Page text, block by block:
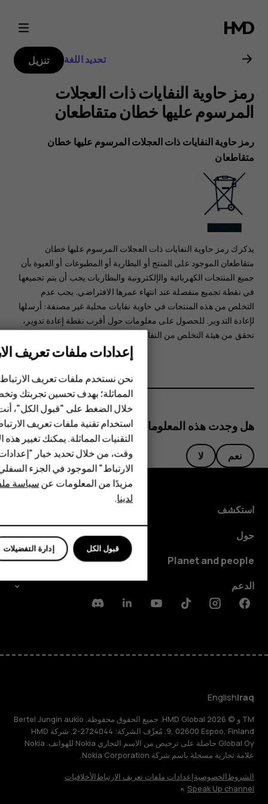
دليل
مستخدم
Nokia
8000
4G
الهواتف الذكية
الهواتف المميزة
HMD Terra M
HMD DUB
للأعمال
تحديد اللغة تنزيل
رمز حاوية النفايات ذات العجلات
المرسوم عليها خطان متقاطعان
رمز حاوية النفايات ذات العجلات المرسوم عليها خطان
متقاطعان
يذكرك رمز حاوية النفايات ذات العجلات المرسوم عليها خطان
متقاطعان الموجود على المنتج أو البطارية أو المطبوعات أو العبوة بأن
جميع المنتجات الكهربائية والإلكترونية والبطاريات يجب أن يتم تجميعها
في نقطة تجميع منفصلة عند انتهاء عمرها الافتراضي. يجب عدم
التخلص من هذه المنتجات في حاوية نفايات محلية غير مصنفة: أرسلها
لإعادة التدوير. للحصول على معلومات حول أقرب نقطة إعادة تدوير،
تحقق من هيئة التخلص من النفايات المحلية لديك.
هل وجدت هذه المعلومات مفيدة؟
نعم لا
استكشف
حول
Planet and people
الدعم
Facebook
Instagram
Tiktok
Youtube
Linkedin
Discord
Iraq
English
TM و © 2026 HMD Global. جميع الحقوق محفوظة. Bertel Jungin aukio
9, 02600 Espoo, Finland. مُعرِّف الشركة: 2724044-2. شركة HMD
Global Oy حاصلة على ترخيص من الاسم التجاري Nokia للهواتف. Nokia
علامة تجارية مسجلة باسم شركة Nokia Corporation.
الشروطالخصوصيةإعدادات ملفات تعريف الارتباطالأخلاقيات
Speak Up channel
إعدادات ملفات تعريف
نحن نستخدم ملفات تعريف
المماثلة؛ بهدف تحسين تجربتك
خلال الضغط على "قبول الكل"،
استخدام تقنية ملفات تعريف
التقنيات المماثلة. يمكنك تغيير
وقت، من خلال تحديد خيار
الارتباط" الموجود في الجزء
مزيدًا من المعلومات عنسياسة
لدينا.
إدارة التفضيلات قبول الكل